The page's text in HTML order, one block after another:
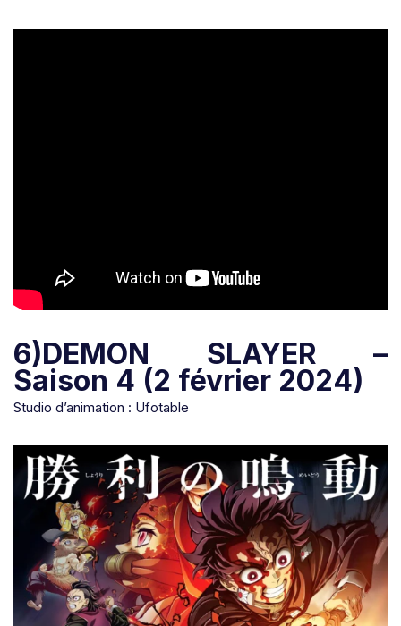
6)DEMON SLAYER –
Saison 4 (2 février 2024)
Studio d’animation : Ufotable